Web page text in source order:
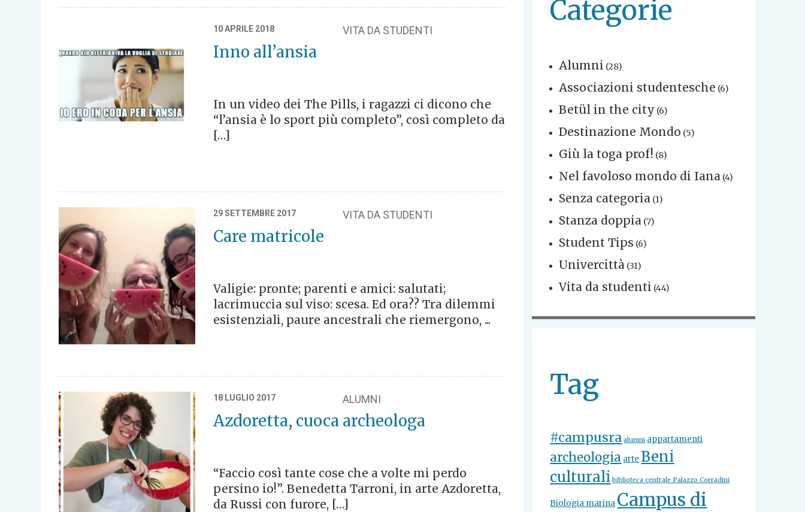
10 APRILE 2018 VITA DA STUDENTI
Inno all’ansia
In un video dei The Pills, i ragazzi ci dicono che
“l’ansia è lo sport più completo”, così completo da
[…]
29 SETTEMBRE 2017 VITA DA STUDENTI
Care matricole
Valigie: pronte; parenti e amici: salutati;
lacrimuccia sul viso: scesa. Ed ora?? Tra dilemmi
esistenziali, paure ancestrali che riemergono, ...
18 LUGLIO 2017 ALUMNI
Azdoretta, cuoca archeologa
“Faccio così tante cose che a volte mi perdo
persino io!”. Benedetta Tarroni, in arte Azdoretta,
da Russi con furore, […]
Categorie
Alumni (28)
Associazioni studentesche (6)
Betül in the city (6)
Destinazione Mondo (5)
Giù la toga prof! (8)
Nel favoloso mondo di Iana (4)
Senza categoria (1)
Stanza doppia (7)
Student Tips (6)
Univercittà (31)
Vita da studenti (44)
Tag
#campusra alumni appartamenti
archeologia arte Beni
culturali biblioteca centrale Palazzo Corradini
Biologia marina Campus di